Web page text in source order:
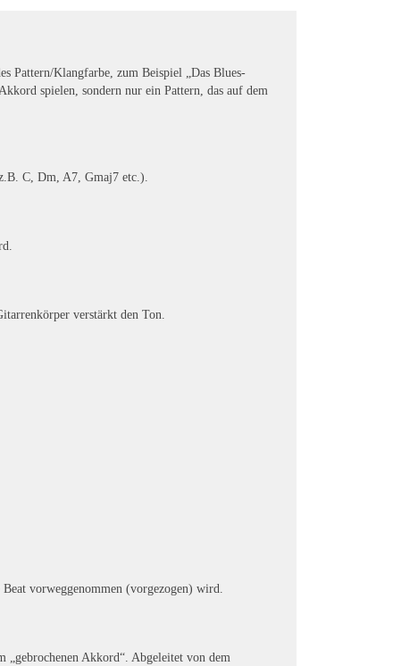
Pattern/Klangfarbe, zum Beispiel „Das Blues-
spielen, sondern nur ein Pattern, das auf dem
C, Dm, A7, Gmaj7 etc.).
verstärkt den Ton.
vorweggenommen (vorgezogen) wird.
„gebrochenen Akkord“. Abgeleitet von dem